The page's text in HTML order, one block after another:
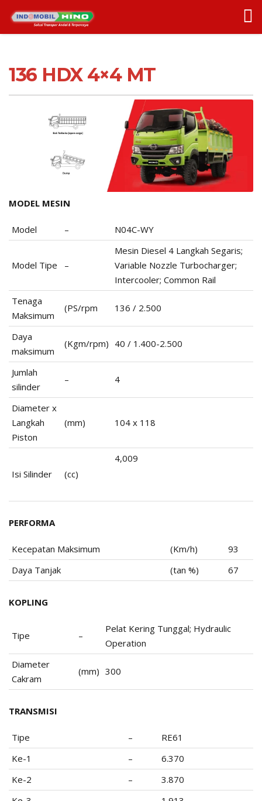
136 HDX 4×4 MT
MODEL MESIN
Model – N04C-WY
Model Tipe –
Mesin Diesel 4 Langkah Segaris;
Variable Nozzle Turbocharger;
Intercooler; Common Rail
Tenaga
Maksimum
(PS/rpm 136 / 2.500
Daya
maksimum
(Kgm/rpm) 40 / 1.400-2.500
Jumlah
silinder
– 4
Diameter x
Langkah
Piston
(mm) 104 x 118
Isi Silinder (cc)
4,009
PERFORMA
Kecepatan Maksimum (Km/h)
93
Daya Tanjak
(tan %) 67
KOPLING
Tipe –
Pelat Kering Tunggal; Hydraulic
Operation
Diameter
Cakram
(mm) 300
TRANSMISI
Tipe –
RE61
Ke-1
–
6.370
Ke-2
–
3.870